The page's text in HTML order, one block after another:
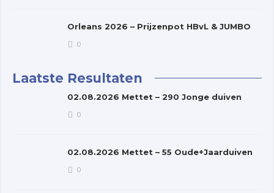
Orleans 2026 – Prijzenpot HBvL & JUMBO
0
Laatste Resultaten
02.08.2026 Mettet – 290 Jonge duiven
0
02.08.2026 Mettet – 55 Oude+Jaarduiven
0